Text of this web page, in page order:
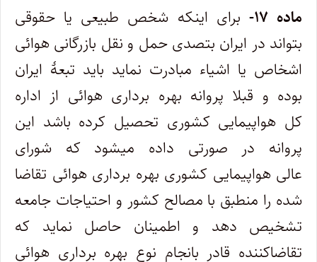
ماده ۱۷-
برای اینکه شخص طبیعی یا حقوقی
بتواند در ایران بتصدی حمل و نقل بازرگانی هوائی
اشخاص یا اشیاء مبادرت نماید باید تبعۀ ایران
بوده و قبلا پروانه بهره‌ برداری هوائی از اداره
کل هواپیمایی کشوری تحصیل کرده باشد این
پروانه در صورتی داده میشود که شورای
عالی هواپیمایی‌ کشوری بهره ‌برداری هوائی تقاضا
شده را منطبق با مصالح کشور و احتیاجات جامعه
تشخیص دهد و اطمینان حاصل نماید که
تقاضاکننده قادر بانجام‌ نوع بهره‌ برداری هوائی